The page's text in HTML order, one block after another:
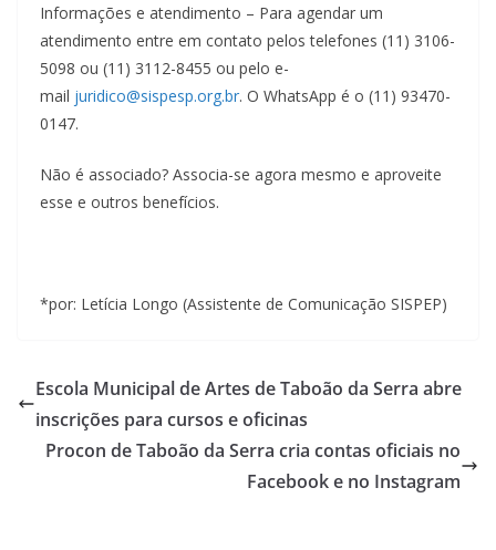
Informações e atendimento – Para agendar um
atendimento entre em contato pelos telefones (11) 3106-
5098 ou (11) 3112-8455 ou pelo e-
mail juridico@sispesp.org.br. O WhatsApp é o (11) 93470-
0147.
Não é associado? Associa-se agora mesmo e aproveite
esse e outros benefícios.
*por: Letícia Longo (Assistente de Comunicação SISPEP)
Escola Municipal de Artes de Taboão da Serra abre
inscrições para cursos e oficinas
Procon de Taboão da Serra cria contas oficiais no
Facebook e no Instagram